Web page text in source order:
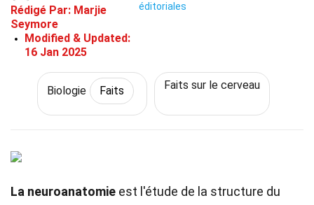
Rédigé Par: Marjie
Seymore
Modified & Updated:
16 Jan 2025
éditoriales
Biologie Faits Faits sur le cerveau
La neuroanatomie est l'étude de la structure du